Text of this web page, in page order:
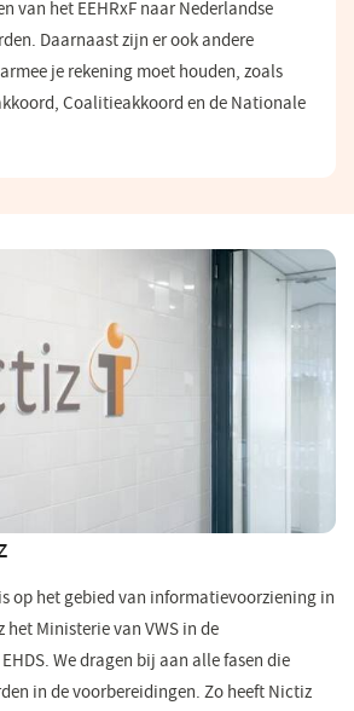
van het EEHRxFnaar Nederlandse
Daarnaast zijn er ook andere
je rekening moet houden, zoals
Coalitieakkoord en de Nationale
op het gebied van informatievoorziening in
Ministerie van VWS in de
We dragen bij aan alle fasen die
in de voorbereidingen. Zo heeft Nictiz